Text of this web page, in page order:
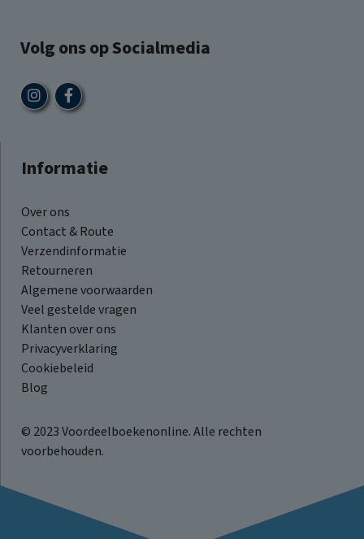
Volg ons op Socialmedia
Informatie
Over ons
Contact & Route
Verzendinformatie
Retourneren
Algemene voorwaarden
Veel gestelde vragen
Klanten over ons
Privacyverklaring
Cookiebeleid
Blog
© 2023 Voordeelboekenonline. Alle rechten
voorbehouden.